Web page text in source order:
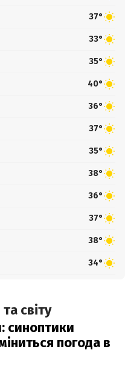
37°
33°
35°
40°
36°
37°
35°
38°
36°
37°
38°
34°
світу
синоптики
погода в